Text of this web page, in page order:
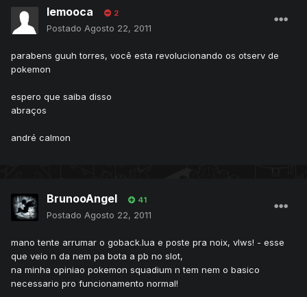
lemooca 2
Postado Agosto 22, 2011
parabens guuh torres, você esta revolucionando os otserv de
pokemon
espero que saiba disso
abraços
andré calmon
BrunooAngel 41
Postado Agosto 22, 2011
mano tente arrumar o goback.lua e poste pra noix, vlws! - esse
que veio n da nem pa bota a pb no slot,
na minha opiniao pokemon squadium n tem nem o basico
necessario pro funcionamento normal!